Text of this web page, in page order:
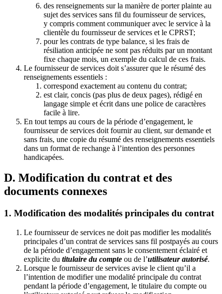
des renseignements sur la manière de porter plainte au
sujet des services sans fil du fournisseur de services,
y compris comment communiquer avec le service à la
clientèle du fournisseur de services et le CPRST;
pour les contrats de type balance, si les frais de
résiliation anticipée ne sont pas réduits par un montant
fixe chaque mois, un exemple du calcul de ces frais.
Le fournisseur de services doit s’assurer que le résumé des
renseignements essentiels :
correspond exactement au contenu du contrat;
est clair, concis (pas plus de deux pages), rédigé en
langage simple et écrit dans une police de caractères
facile à lire.
En tout temps au cours de la période d’engagement, le
fournisseur de services doit fournir au client, sur demande et
sans frais, une copie du résumé des renseignements essentiels
dans un format de rechange à l’intention des personnes
handicapées.
D. Modification du contrat et des
documents connexes
1. Modification des modalités principales du contrat
Le fournisseur de services ne doit pas modifier les modalités
principales d’un contrat de services sans fil postpayés au cours
de la période d’engagement sans le consentement éclairé et
explicite du titulaire du compte ou de l’utilisateur autorisé.
Lorsque le fournisseur de services avise le client qu’il a
l’intention de modifier une modalité principale du contrat
pendant la période d’engagement, le titulaire du compte ou